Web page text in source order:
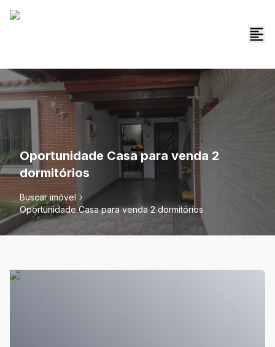
Oportunidade Casa para venda 2
dormitórios
Buscar imóvel
Oportunidade Casa para venda 2 dormitórios